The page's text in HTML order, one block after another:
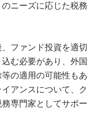
ニーズに応じた税務
ファンド投資を適切
む必要があり、外国
の適用の可能性もあ
アンスについて、ク
専門家としてサポー